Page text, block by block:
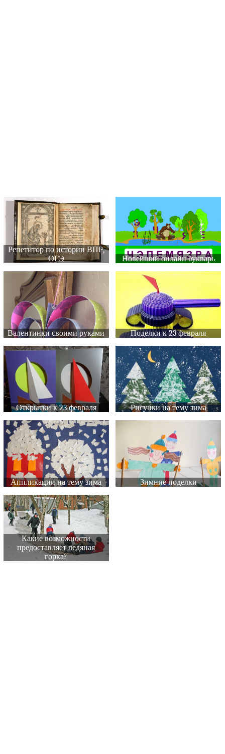
Репетитор по истории ВПР,
ОГЭ
Новейший онлайн букварь
Валентинки своими руками Поделки к 23 февраля
Открытки к 23 февраля Рисунки на тему зима
Аппликации на тему зима Зимние поделки
Какие возможности
предоставляет ледяная
горка?